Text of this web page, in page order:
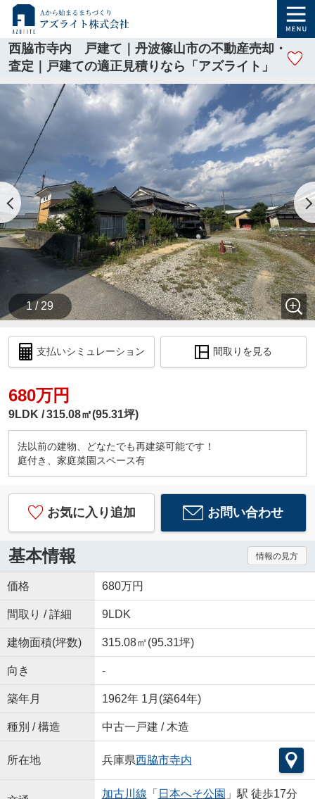
西脇市寺内 戸建て｜丹波篠山市の不動産売却・
査定｜戸建ての適正見積りなら「アズライト」
1 / 29
支払いシミュレーション 間取りを見る
680万円
9LDK 315.08㎡(95.31坪)
法以前の建物、どなたでも再建築可能です！
庭付き、家庭菜園スペース有
お気に入り追加 お問い合わせ
基本情報 情報の見方
価格 680万円
間取り / 詳細 9LDK
建物面積(坪数) 315.08㎡(95.31坪)
向き -
築年月 1962年 1月(築64年)
種別 / 構造 中古一戸建 / 木造
所在地 兵庫県西脇市寺内
加古川線 「 日本へそ公園 」駅 徒歩17分